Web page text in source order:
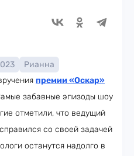
Рианна
премии «Оскар»
забавные эпизоды шоу
отметили, что ведущий
со своей задачей
останутся надолго в